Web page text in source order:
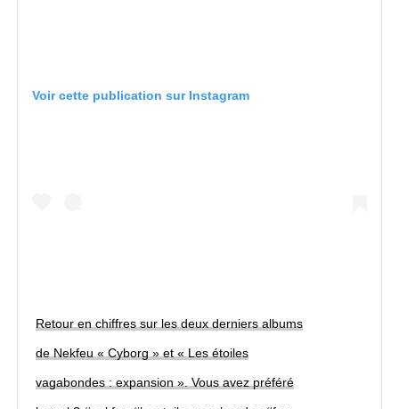
Voir cette publication sur Instagram
Retour en chiffres sur les deux derniers albums
de Nekfeu « Cyborg » et « Les étoiles
vagabondes : expansion ». Vous avez préféré